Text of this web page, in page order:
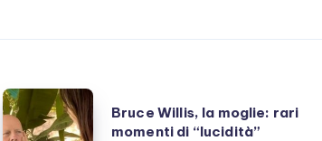
Bruce
Willis,
Bruce Willis, la moglie: rari
momenti di “lucidità”